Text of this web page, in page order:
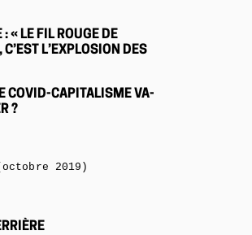
« LE FIL ROUGE DE
L’EXPLOSION DES
COVID-CAPITALISME VA-
?
2019)